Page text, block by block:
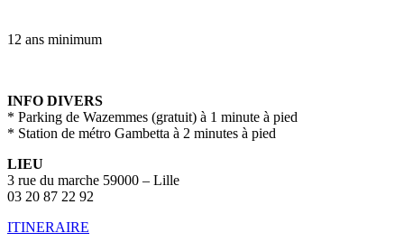
12 ans minimum
INFO DIVERS
* Parking de Wazemmes (gratuit) à 1 minute à pied
* Station de métro Gambetta à 2 minutes à pied
LIEU
3 rue du marche 59000 – Lille
03 20 87 22 92
ITINERAIRE